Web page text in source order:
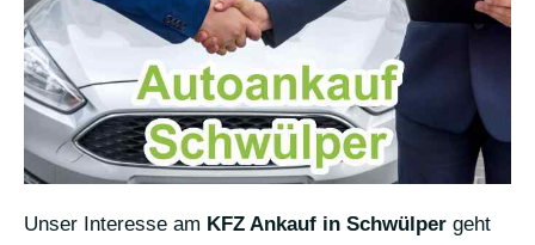
Unser Interesse am KFZ Ankauf in Schwülper geht